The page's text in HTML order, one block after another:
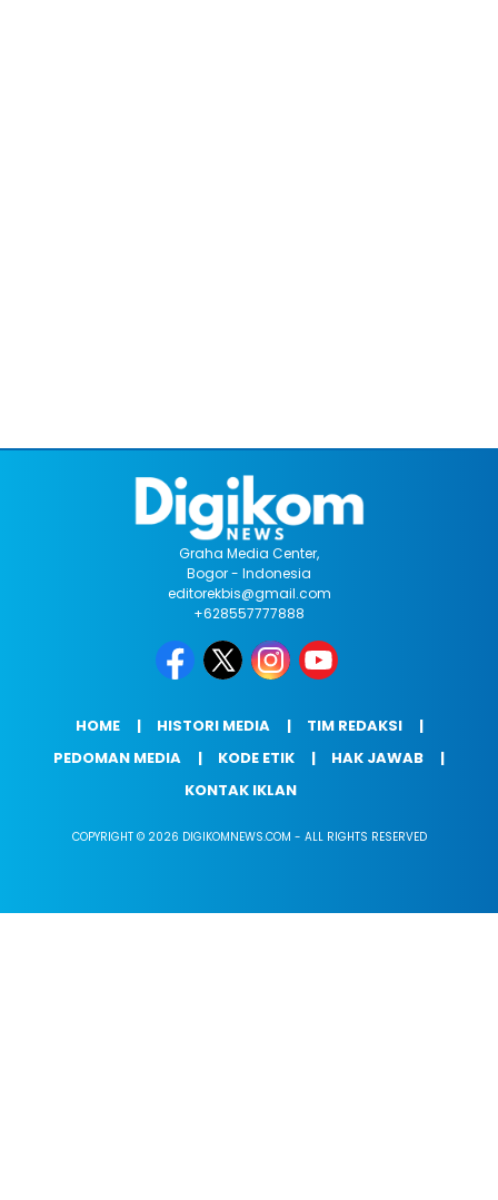
Graha Media Center,
Bogor - Indonesia
editorekbis@gmail.com
+628557777888
HOME HISTORI MEDIA
TIM REDAKSI
PEDOMAN MEDIA
KODE ETIK
HAK JAWAB
KONTAK IKLAN
COPYRIGHT © 2026 DIGIKOMNEWS.COM - ALL RIGHTS RESERVED